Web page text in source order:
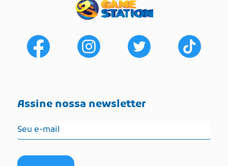
Assine nossa newsletter